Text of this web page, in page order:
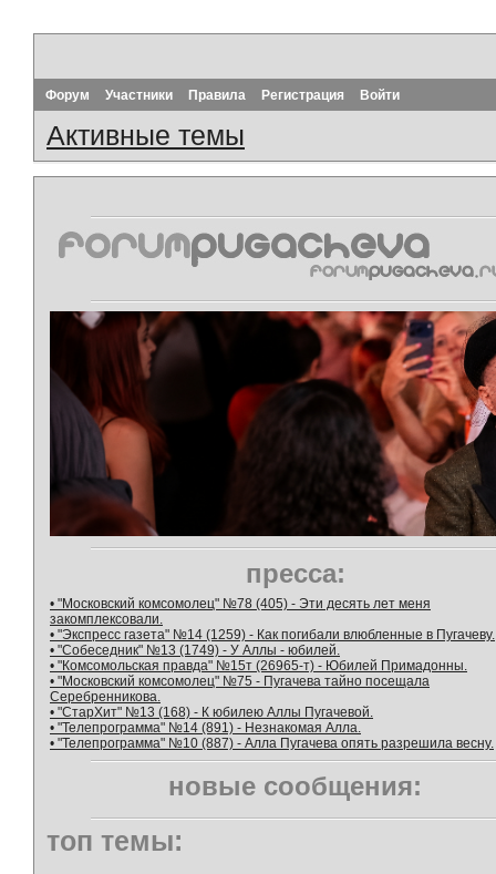
Форум Участники Правила Регистрация Войти
Активные темы
пресса:
• "Московский комсомолец" №78 (405) - Эти десять лет меня
закомплексовали.
• "Экспресс газета" №14 (1259) - Как погибали влюбленные в Пугачеву.
• "Собеседник" №13 (1749) - У Аллы - юбилей.
• "Комсомольская правда" №15т (26965-т) - Юбилей Примадонны.
• "Московский комсомолец" №75 - Пугачева тайно посещала
Серебренникова.
• "СтарХит" №13 (168) - К юбилею Аллы Пугачевой.
• "Телепрограмма" №14 (891) - Незнакомая Алла.
• "Телепрограмма" №10 (887) - Алла Пугачева опять разрешила весну.
новые сообщения:
топ темы: